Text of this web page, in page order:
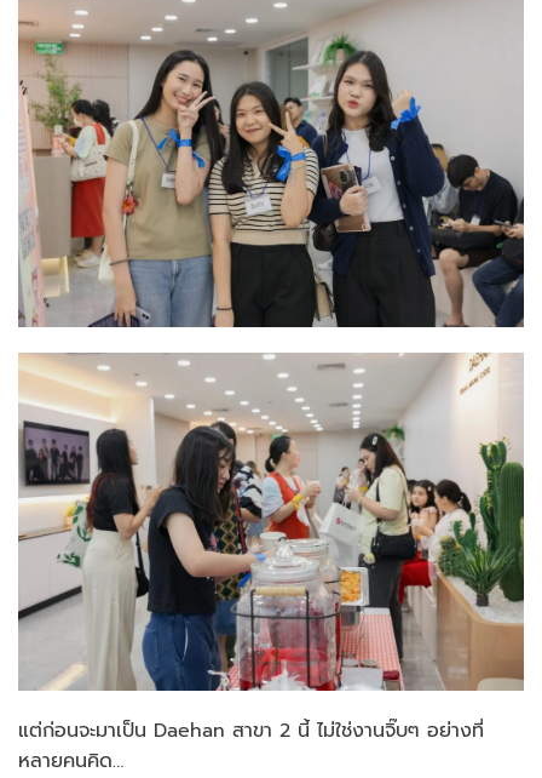
แต่ก่อนจะมาเป็น Daehan สาขา 2 นี้ ไม่ใช่งานจิ๊บๆ อย่างที่
หลายคนคิด…